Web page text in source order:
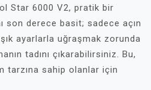
Star 6000 V2, pratik bir
son derece basit; sadece açın
ayarlarla uğraşmak zorunda
tadını çıkarabilirsiniz. Bu,
tarzına sahip olanlar için